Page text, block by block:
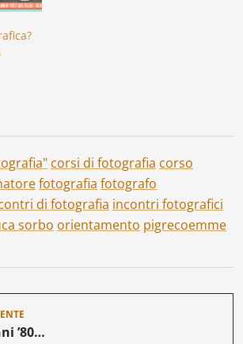
corsi di fotografia corso
fotografia fotografo
di fotografia incontri fotografici
sorbo orientamento pigrecoemme
’80…